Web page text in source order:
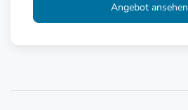
Angebot ansehen